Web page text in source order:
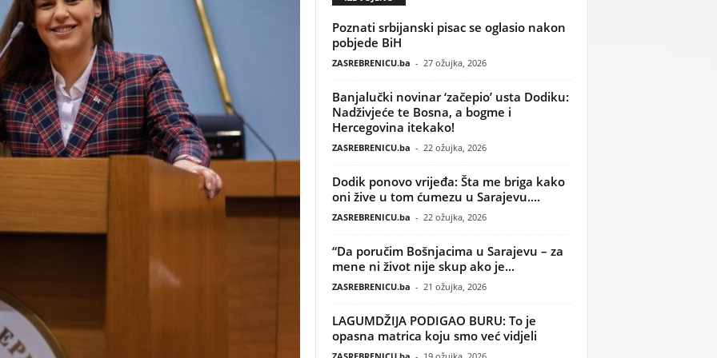
Poznati srbijanski pisac se oglasio nakon
pobjede BiH
ZASREBRENICU.ba - 27 ožujka, 2026
Banjalučki novinar ‘začepio’ usta Dodiku:
Nadživjeće te Bosna, a bogme i
Hercegovina itekako!
ZASREBRENICU.ba - 22 ožujka, 2026
Dodik ponovo vrijeđa: Šta me briga kako
oni žive u tom ćumezu u Sarajevu....
ZASREBRENICU.ba - 22 ožujka, 2026
“Da poručim Bošnjacima u Sarajevu – za
mene ni život nije skup ako je...
ZASREBRENICU.ba - 21 ožujka, 2026
LAGUMDŽIJA PODIGAO BURU: To je
opasna matrica koju smo već vidjeli